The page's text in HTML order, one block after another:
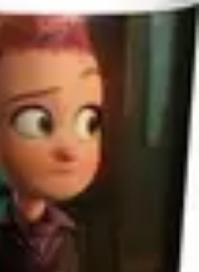
Création et Gestion de
et Équipe